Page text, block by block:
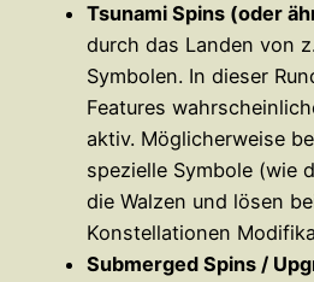
Tsunami Spins (oder
durch das Landen von
Symbolen. In dieser
Features
aktiv. Möglicherweise
spezielle Symbole (wie
die Walzen und lösen
Konstellationen
Submerged Spins /